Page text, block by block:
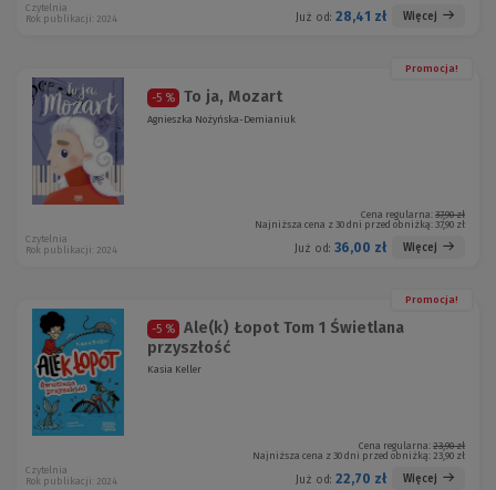
Już od: 28,41 zł Więcej
Czytelnia
Rok publikacji: 2024
Promocja!
-5 % To ja, Mozart
Agnieszka Nożyńska-Demianiuk
Cena regularna: 37,90 zł
Najniższa cena z 30 dni przed obniżką: 37,90 zł
Już od: 36,00 zł Więcej
Czytelnia
Rok publikacji: 2024
Promocja!
-5 %
Ale(k) Łopot Tom 1 Świetlana
przyszłość
Kasia Keller
Cena regularna: 23,90 zł
Najniższa cena z 30 dni przed obniżką: 23,90 zł
Już od: 22,70 zł Więcej
Czytelnia
Rok publikacji: 2024